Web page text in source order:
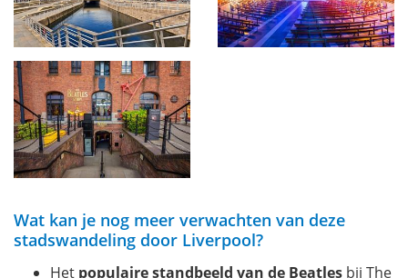
Wat kan je nog meer verwachten van deze
stadswandeling door Liverpool?
Het populaire standbeeld van de Beatles bij The